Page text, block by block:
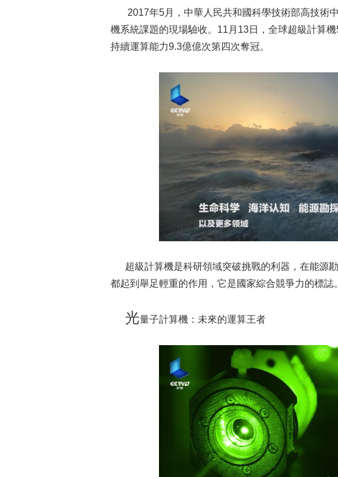
2017年5月，中華人民共和國科學技術部高技術中
機系統課題的現場驗收。11月13日，全球超級計算
持續運算能力9.3億億次第四次奪冠。
超級計算機是科研領域突破挑戰的利器，在能源
都起到舉足輕重的作用，它是國家綜合競爭力的標誌。
光量子計算機：未來的運算王者